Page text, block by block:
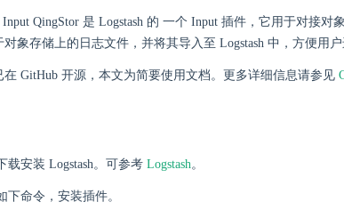
Input QingStor 是 Logstash 的 一个 Input 插件，它用于对接
对象存储上的日志文件，并将其导入至 Logstash 中，方便用户
在 GitHub 开源，本文为简要使用文档。更多详细信息请参见
载安装 Logstash。可参考 Logstash。
下命令，安装插件。